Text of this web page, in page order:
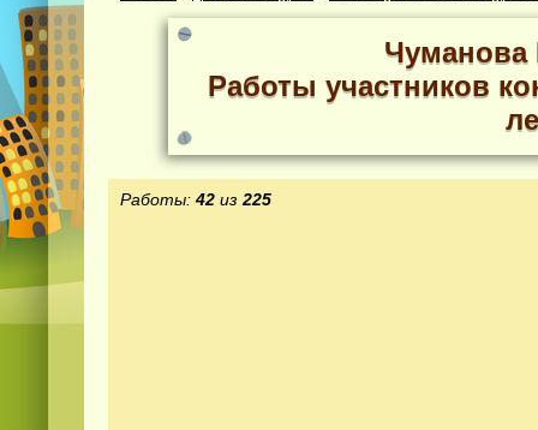
Чуманова
Работы участников
Работы: 42 из 225